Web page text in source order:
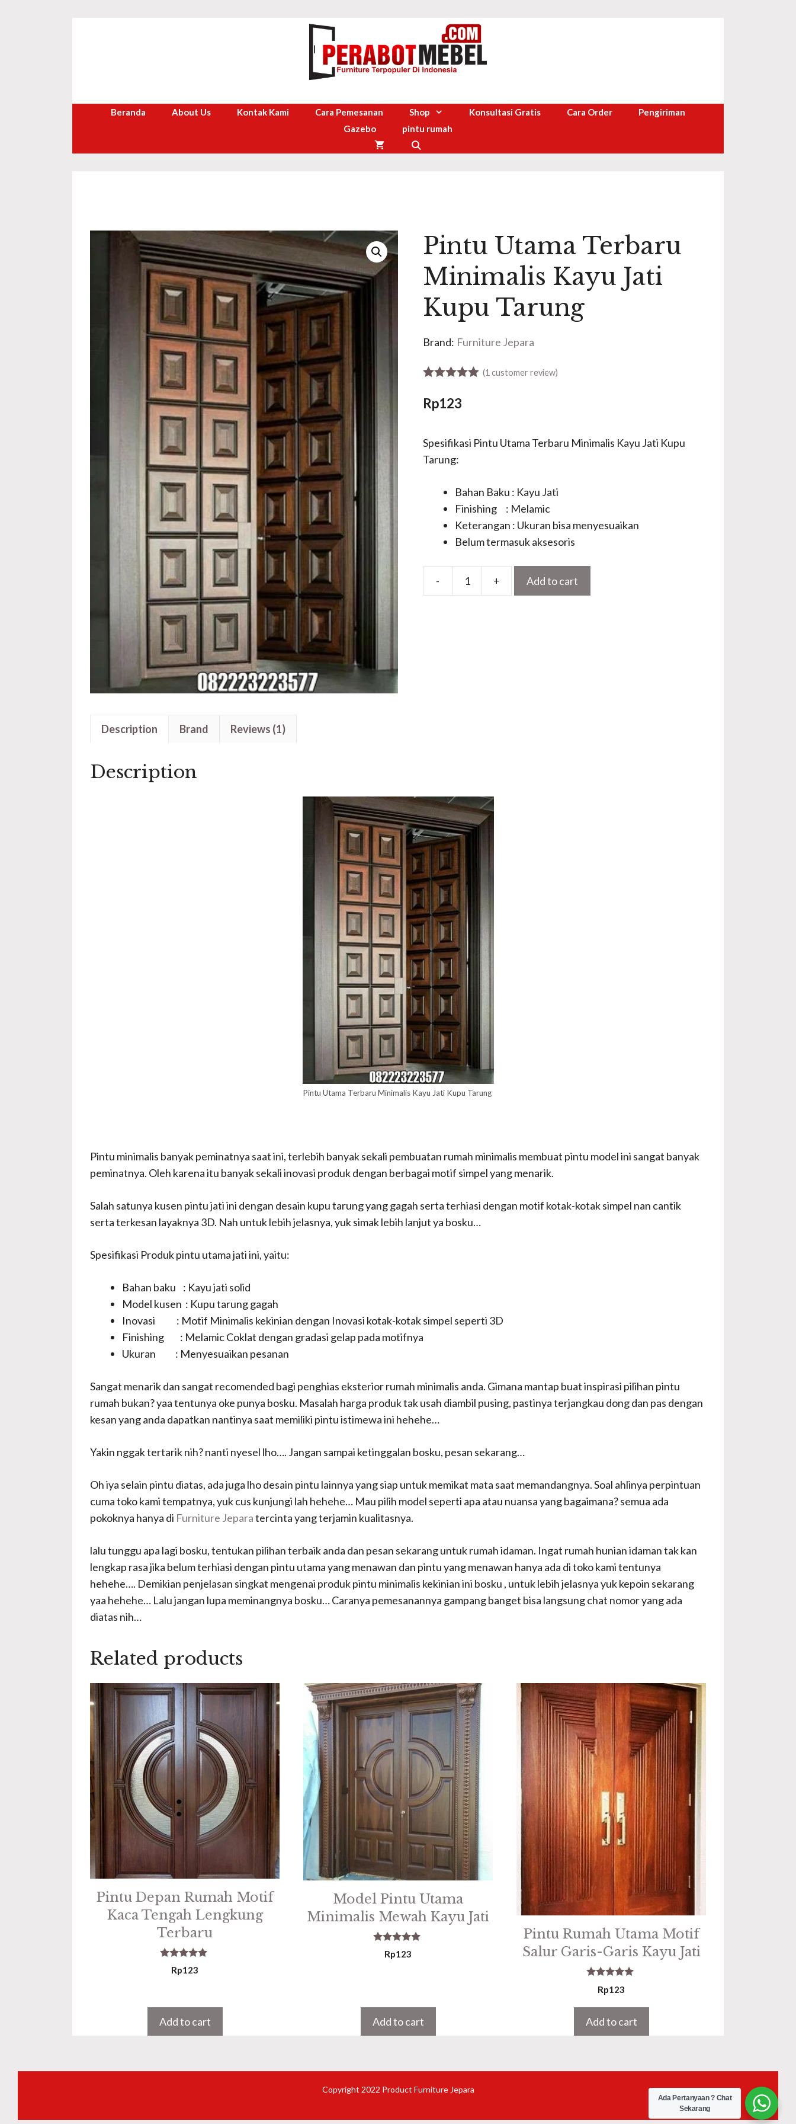
Beranda About Us Kontak Kami Cara Pemesanan Shop Konsultasi Gratis Cara Order
Pengiriman
Gazebo
pintu rumah
Pintu Utama Terbaru
Minimalis Kayu Jati
Kupu Tarung
Brand: Furniture Jepara
(1 customer review)
Rp123
Spesifikasi Pintu Utama Terbaru Minimalis Kayu Jati Kupu
Tarung:
Bahan Baku : Kayu Jati
Finishing : Melamic
Keterangan : Ukuran bisa menyesuaikan
Belum termasuk aksesoris
- + Add to cart
Description Brand Reviews (1)
Description
Pintu Utama Terbaru Minimalis Kayu Jati Kupu Tarung
Pintu minimalis banyak peminatnya saat ini, terlebih banyak sekali pembuatan rumah minimalis membuat pintu model ini sangat banyak
peminatnya. Oleh karena itu banyak sekali inovasi produk dengan berbagai motif simpel yang menarik.
Salah satunya kusen pintu jati ini dengan desain kupu tarung yang gagah serta terhiasi dengan motif kotak-kotak simpel nan cantik
serta terkesan layaknya 3D. Nah untuk lebih jelasnya, yuk simak lebih lanjut ya bosku…
Spesifikasi Produk pintu utama jati ini, yaitu:
Bahan baku : Kayu jati solid
Model kusen : Kupu tarung gagah
Inovasi : Motif Minimalis kekinian dengan Inovasi kotak-kotak simpel seperti 3D
Finishing : Melamic Coklat dengan gradasi gelap pada motifnya
Ukuran : Menyesuaikan pesanan
Sangat menarik dan sangat recomended bagi penghias eksterior rumah minimalis anda. Gimana mantap buat inspirasi pilihan pintu
rumah bukan? yaa tentunya oke punya bosku. Masalah harga produk tak usah diambil pusing, pastinya terjangkau dong dan pas dengan
kesan yang anda dapatkan nantinya saat memiliki pintu istimewa ini hehehe…
Yakin nggak tertarik nih? nanti nyesel lho…. Jangan sampai ketinggalan bosku, pesan sekarang…
Oh iya selain pintu diatas, ada juga lho desain pintu lainnya yang siap untuk memikat mata saat memandangnya. Soal ahlinya perpintuan
cuma toko kami tempatnya, yuk cus kunjungi lah hehehe… Mau pilih model seperti apa atau nuansa yang bagaimana? semua ada
pokoknya hanya di Furniture Jeparatercinta yang terjamin kualitasnya.
lalu tunggu apa lagi bosku, tentukan pilihan terbaik anda dan pesan sekarang untuk rumah idaman. Ingat rumah hunian idaman tak kan
lengkap rasa jika belum terhiasi dengan pintu utama yang menawan dan pintu yang menawan hanya ada di toko kami tentunya
hehehe…. Demikian penjelasan singkat mengenai produk pintu minimalis kekinian ini bosku , untuk lebih jelasnya yuk kepoin sekarang
yaa hehehe… Lalu jangan lupa meminangnya bosku… Caranya pemesanannya gampang banget bisa langsung chat nomor yang ada
diatas nih…
Related products
Pintu Depan Rumah Motif
Kaca Tengah Lengkung
Terbaru
5.00
out of 5
Rp123
Add to cart
Model Pintu Utama
Minimalis Mewah Kayu Jati
5.00
out of 5
Rp123
Add to cart
Pintu Rumah Utama Motif
Salur Garis-Garis Kayu Jati
5.00
out of 5
Rp123
Add to cart
Copyright 2022 Product Furniture Jepara
Ada Pertanyaan ? Chat
Sekarang